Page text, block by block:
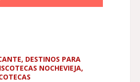
157,00 €
, DESTINOS PARA
NOCHEVIEJA,